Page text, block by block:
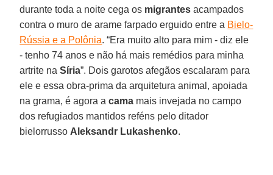
durante toda a noite cega os migrantes acampados
contra o muro de arame farpado erguido entre a Bielo-
Rússia e a Polônia. “Era muito alto para mim - diz ele
- tenho 74 anos e não há mais remédios para minha
artrite naSíria”. Dois garotos afegãos escalaram para
ele e essa obra-prima da arquitetura animal, apoiada
na grama, é agora acama mais invejada no campo
dos refugiados mantidos reféns pelo ditador
bielorrusso Aleksandr Lukashenko.